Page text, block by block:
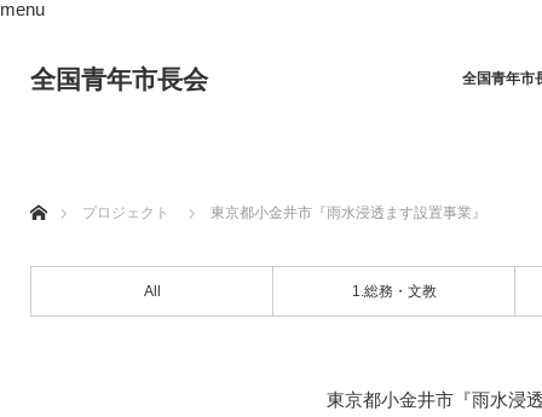
全国青年市長会 全国青年市
menu
プロジェクト
東京都小金井市『雨水浸透ます設置事業』
All 1.総務・文教
東京都小金井市『雨水浸